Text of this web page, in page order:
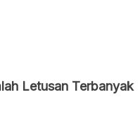
Letusan Terbanyak